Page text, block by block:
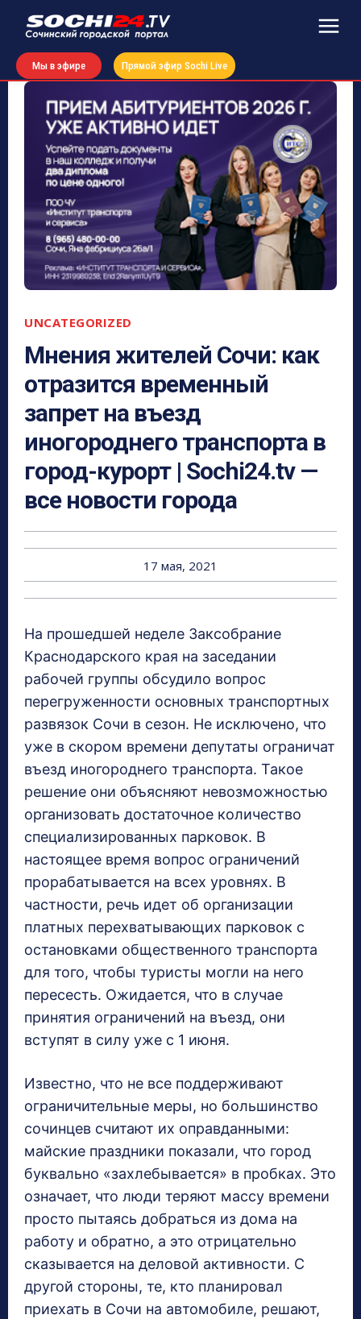
Мы в эфире Прямой эфир Sochi Live
UNCATEGORIZED
Мнения жителей Сочи: как
отразится временный
запрет на въезд
иногороднего транспорта в
город-курорт | Sochi24.tv —
все новости города
17 мая, 2021
На прошедшей неделе Заксобрание
Краснодарского края на заседании
рабочей группы обсудило вопрос
перегруженности основных транспортных
развязок Сочи в сезон. Не исключено, что
уже в скором времени депутаты ограничат
въезд иногороднего транспорта. Такое
решение они объясняют невозможностью
организовать достаточное количество
специализированных парковок. В
настоящее время вопрос ограничений
прорабатывается на всех уровнях. В
частности, речь идет об организации
платных перехватывающих парковок с
остановками общественного транспорта
для того, чтобы туристы могли на него
пересесть. Ожидается, что в случае
принятия ограничений на въезд, они
вступят в силу уже с 1 июня.
Известно, что не все поддерживают
ограничительные меры, но большинство
сочинцев считают их оправданными:
майские праздники показали, что город
буквально «захлебывается» в пробках. Это
означает, что люди теряют массу времени
просто пытаясь добраться из дома на
работу и обратно, а это отрицательно
сказывается на деловой активности. С
другой стороны, те, кто планировал
приехать в Сочи на автомобиле, решают,